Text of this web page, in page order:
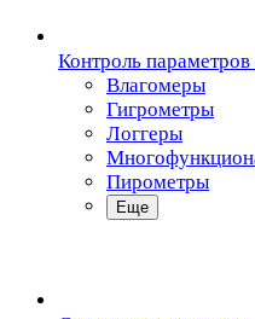
Контроль
Влагомеры
Гигрометры
Логгеры
Пирометры
Еще